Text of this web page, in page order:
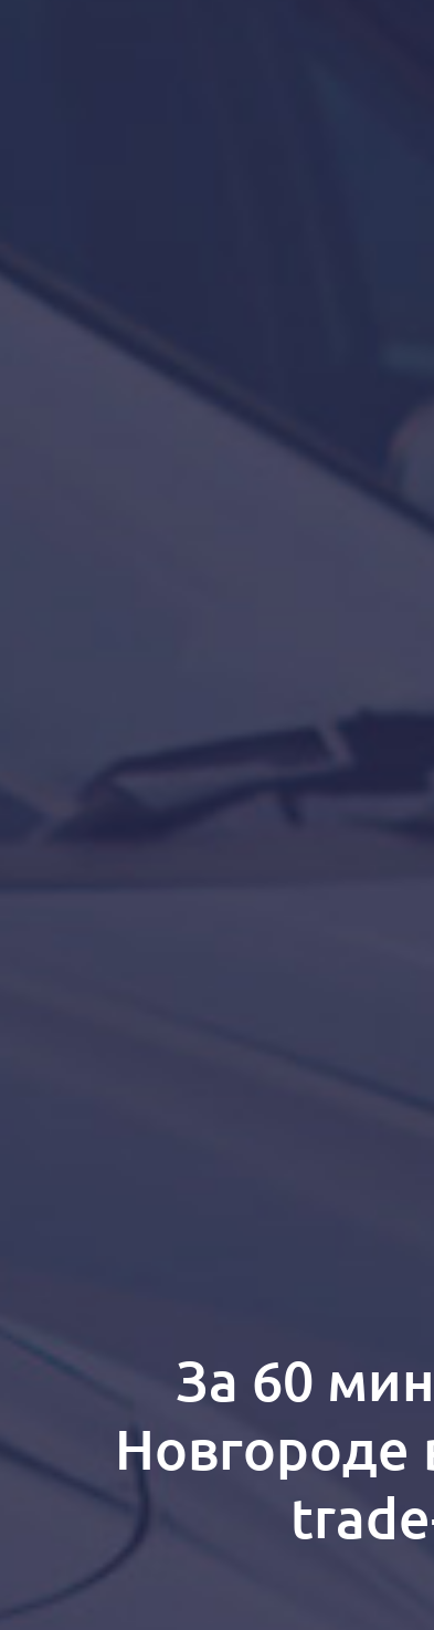
За 60
Новгороде